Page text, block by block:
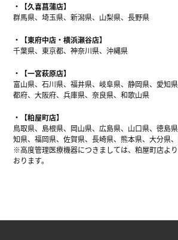
【久喜菖蒲店】
群馬県、埼玉県、新潟県、山梨県、長野県
【東府中店・横浜瀬谷店】
千葉県、東京都、神奈川県、沖縄県
【一宮萩原店】
富山県、石川県、福井県、岐阜県、静岡県、愛知
都府、大阪府、兵庫県、奈良県、和歌山県
【粕屋町店】
鳥取県、島根県、岡山県、広島県、山口県、徳島
知県、福岡県、佐賀県、長崎県、熊本県、大分県
※高度管理医療機器につきましては、粕屋町店よ
おります。